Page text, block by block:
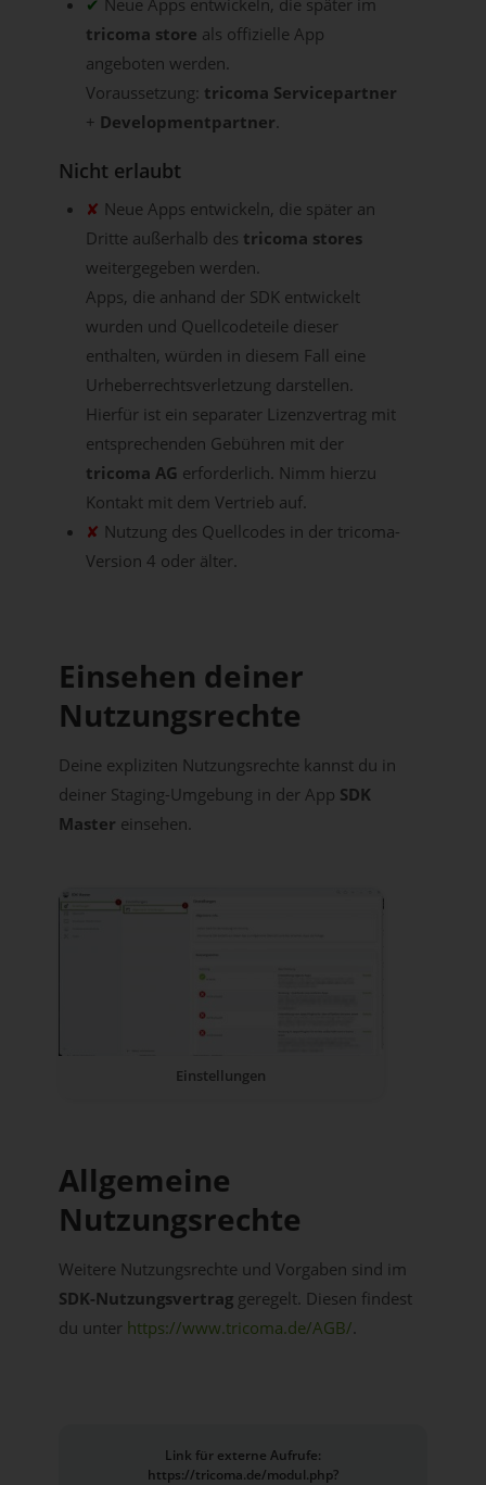
✔ Neue Apps entwickeln, die später im
tricoma store als offizielle App
angeboten werden.
Voraussetzung: tricoma Servicepartner
+ Developmentpartner.
Nicht erlaubt
✘ Neue Apps entwickeln, die später an
Dritte außerhalb des tricoma stores
weitergegeben werden.
Apps, die anhand der SDK entwickelt
wurden und Quellcodeteile dieser
enthalten, würden in diesem Fall eine
Urheberrechtsverletzung darstellen.
Hierfür ist ein separater Lizenzvertrag mit
entsprechenden Gebühren mit der
tricoma AG erforderlich. Nimm hierzu
Kontakt mit dem Vertrieb auf.
✘ Nutzung des Quellcodes in der tricoma-
Version 4 oder älter.
Einsehen deiner
Nutzungsrechte
Deine expliziten Nutzungsrechte kannst du in
deiner Staging-Umgebung in der App SDK
Master einsehen.
Einstellungen
Allgemeine
Nutzungsrechte
Weitere Nutzungsrechte und Vorgaben sind im
SDK-Nutzungsvertraggeregelt. Diesen findest
du unter https://www.tricoma.de/AGB/.
Link für externe Aufrufe:
https://tricoma.de/modul.php?